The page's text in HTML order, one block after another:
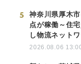
5
神奈川県厚木
点が稼働～住
し物流ネット
2026.08.06